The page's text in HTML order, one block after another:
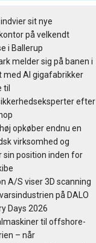
sit nye
på velkendt
i Ballerup
melder sig på banen i
med AI gigafabrikker
til
efter
opkøber endnu en
virksomhed og
sin position inden for
A/S viser 3D scanning
på DALO
Days 2026
til offshore-
– når